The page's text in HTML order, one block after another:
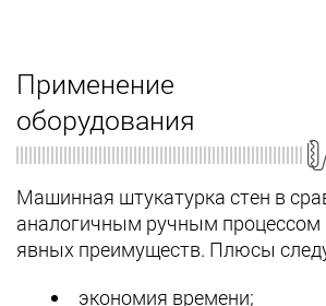
Применение
оборудования
Машинная штукатурка стен в
аналогичным ручным процессом
явных преимуществ. Плюсы
экономия времени;